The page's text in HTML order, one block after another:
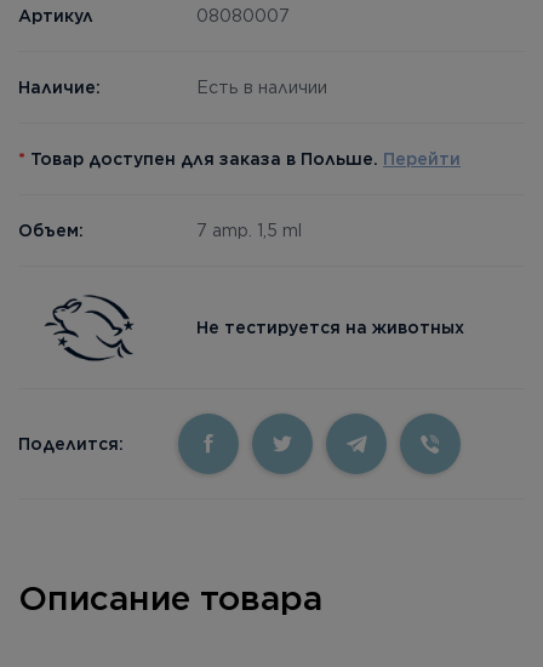
Артикул 08080007
Наличие: Есть в наличии
* Товар доступен для заказа в Польше. Перейти
Объем: 7 amp. 1,5 ml
Не тестируется на животных
Поделится:
Описание товара